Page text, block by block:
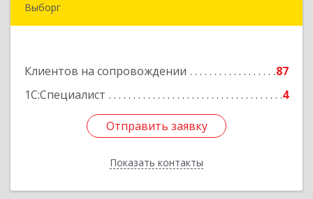
Выборг
Клиентов на сопровождении
87
1С:Специалист
4
Отправить заявку
Показать контакты
Подробнее
Отправить заявку
Назад